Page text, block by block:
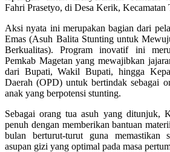
Fahri Prasetyo, di Desa Kerik, Kecamatan
Aksi nyata ini merupakan bagian dari
Emas (Asuh Balita Stunting untuk
Berkualitas). Program inovatif ini
Pemkab Magetan yang mewajibkan
dari Bupati, Wakil Bupati, hingga
Daerah (OPD) untuk bertindak sebagai
anak yang berpotensi stunting.
Sebagai orang tua asuh yang ditunjuk,
penuh dengan memberikan bantuan
bulan berturut-turut guna memastikan
asupan gizi yang optimal pada masa